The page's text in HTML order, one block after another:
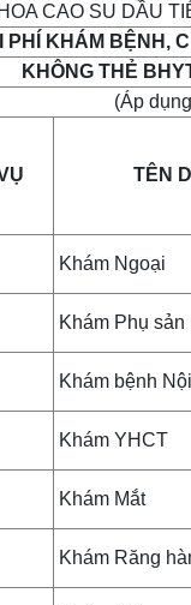
CAO SU DẦU
PHÍ KHÁM BỆNH,
KHÔNG THẺ
(Áp
TÊN
Khám Ngoại
Khám Phụ sản
Khám bệnh
Khám YHCT
Khám Mắt
Khám Răng